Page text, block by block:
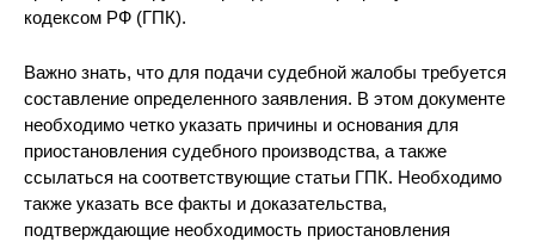
кодексом РФ (ГПК).
Важно знать, что для подачи судебной жалобы требуется
составление определенного заявления. В этом документе
необходимо четко указать причины и основания для
приостановления судебного производства, а также
ссылаться на соответствующие статьи ГПК. Необходимо
также указать все факты и доказательства,
подтверждающие необходимость приостановления